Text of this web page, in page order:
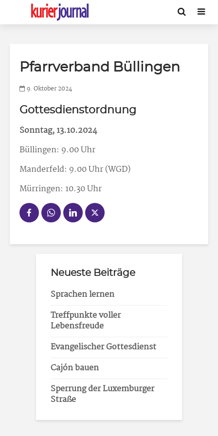
Pfarrverband Büllingen
9. Oktober 2024
Gottesdienstordnung
Sonntag, 13.10.2024
Büllingen: 9.00 Uhr
Manderfeld: 9.00 Uhr (WGD)
Mürringen: 10.30 Uhr
Neueste Beiträge
Sprachen lernen
Treffpunkte voller
Lebensfreude
Evangelischer Gottesdienst
Cajón bauen
Sperrung der Luxemburger
Straße